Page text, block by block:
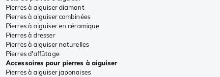
Pierres à aiguiser diamant
Pierres à aiguiser combinées
Pierres à aiguiser en céramique
Pierres à dresser
Pierres à aiguiser naturelles
Pierres d'affûtage
Accessoires pour pierres à aiguiser
Pierres à aiguiser japonaises